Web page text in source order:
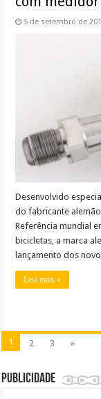
5 de setembro de
Desenvolvido
do fabricante
Referência mundial
bicicletas, a marca
lançamento dos
Leia mais »
1 2 3 »
Publicidade